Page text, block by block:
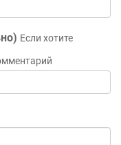
Если хотите